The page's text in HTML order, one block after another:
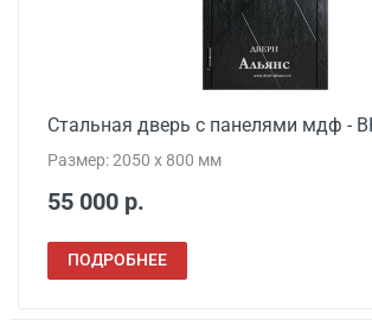
Стальная дверь с панелями мдф -
Размер: 2050 x 800 мм
55 000 р.
ПОДРОБНЕЕ